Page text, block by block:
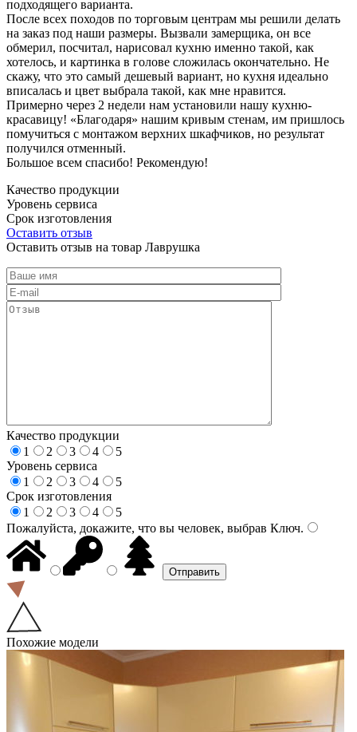
подходящего варианта.
После всех походов по торговым центрам мы решили делать
на заказ под наши размеры. Вызвали замерщика, он все
обмерил, посчитал, нарисовал кухню именно такой, как
хотелось, и картинка в голове сложилась окончательно. Не
скажу, что это самый дешевый вариант, но кухня идеально
вписалась и цвет выбрала такой, как мне нравится.
Примерно через 2 недели нам установили нашу кухню-
красавицу! «Благодаря» нашим кривым стенам, им пришлось
помучиться с монтажом верхних шкафчиков, но результат
получился отменный.
Большое всем спасибо! Рекомендую!
Качество продукции
Уровень сервиса
Срок изготовления
Оставить отзыв
Оставить отзыв на товар Лаврушка
Качество продукции
1
2 3 4
5
Уровень сервиса
1
2 3 4
5
Срок изготовления
1
2 3 4
5
Пожалуйста, докажите, что вы человек, выбрав Ключ.
Похожие модели